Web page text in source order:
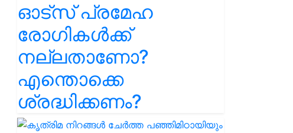
ഓട്സ് പ്രമേഹ
രോഗികൾക്ക്
നല്ലതാണോ?
എന്തൊക്കെ
ശ്രദ്ധിക്കണം?